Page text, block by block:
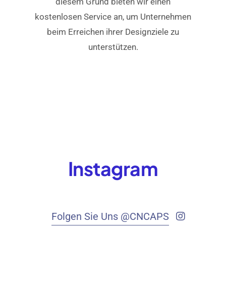
kostenlosen Service an, um Unternehmen
beim Erreichen ihrer Designziele zu
unterstützen.
Instagram
Folgen Sie Uns @CNCAPS